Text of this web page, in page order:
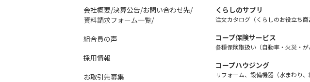
会社概要/決算公告/お問い合わせ先/
資料請求フォーム一覧/
組合員の声
採用情報
お取引先募集
くらしのサプリ
注文カタログ（くらしのお役立ち商
コープ保険サービス
各種保険取扱い（自動車・火災・
コープハウジング
リフォーム、設備機器（水まわり